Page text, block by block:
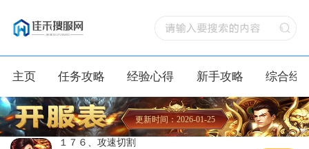
主页 任务攻略 经验心得 新手攻略 综合经
更新时间：2026-01-25
１７６、攻速切割